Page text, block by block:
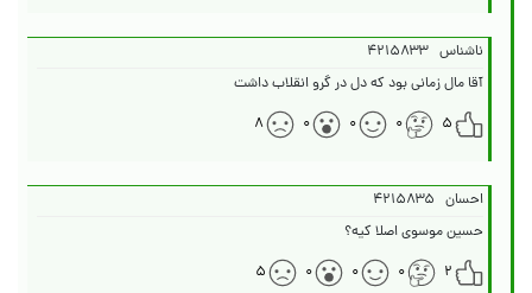
ناشناس ۴۲۱۵۸۳۳
آقا مال زمانی بود که دل در گرو انقلاب داشت
۵
۰ ۰ ۰ ۸
احسان ۴۲۱۵۸۳۵
حسین موسوی اصلا کیه؟
۲
۰ ۰ ۰ ۵